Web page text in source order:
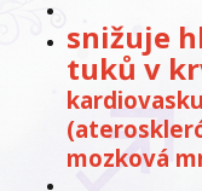
snižuje
tuků v
mozková